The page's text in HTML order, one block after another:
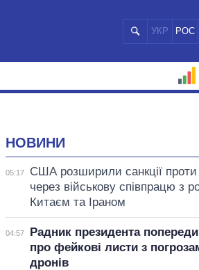
УКР РОС
НОВИНИ
05:17
США розширили санкції
через військову співпрацю з
Китаєм та Іраном
04:57
Радник президента
про фейкові листи з
дронів